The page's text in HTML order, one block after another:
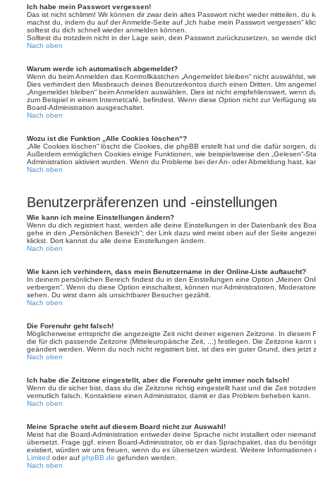
Ich habe mein Passwort vergessen!
Das ist nicht schlimm! Wir können dir zwar dein altes Passwort nicht wieder mitteilen, du
machst du, indem du auf der Anmelde-Seite auf „Ich habe mein Passwort vergessen“
solltest du dich schnell wieder anmelden können.
Solltest du trotzdem nicht in der Lage sein, dein Passwort zurückzusetzen, so wende
Nach oben
Warum werde ich automatisch abgemeldet?
Wenn du beim Anmelden das Kontrollkästchen „Angemeldet bleiben“ nicht auswählst,
Dies verhindert den Missbrauch deines Benutzerkontos durch einen Dritten. Um
„Angemeldet bleiben“ beim Anmelden auswählen. Dies ist nicht empfehlenswert, wenn
zum Beispiel in einem Internetcafé, befindest. Wenn diese Option nicht zur Verfügung
Board-Administration ausgeschaltet.
Nach oben
Wozu ist die Funktion „Alle Cookies löschen“?
„Alle Cookies löschen“ löscht die Cookies, die phpBB erstellt hat und die dafür sorgen,
Außerdem ermöglichen Cookies einige Funktionen, wie beispielsweise den „Gelesen“-
Administration aktiviert wurden. Wenn du Probleme bei der An- oder Abmeldung hast,
Nach oben
Benutzerpräferenzen und -einstellungen
Wie kann ich meine Einstellungen ändern?
Wenn du dich registriert hast, werden alle deine Einstellungen in der Datenbank des
gehe in den „Persönlichen Bereich“; der Link dazu wird meist oben auf der Seite
klickst. Dort kannst du alle deine Einstellungen ändern.
Nach oben
Wie kann ich verhindern, dass mein Benutzername in der Online-Liste auftaucht?
In deinem persönlichen Bereich findest du in den Einstellungen eine Option „Meinen
verbergen“. Wenn du diese Option einschaltest, können nur Administratoren,
sehen. Du wirst dann als unsichtbarer Besucher gezählt.
Nach oben
Die Forenuhr geht falsch!
Möglicherweise entspricht die angezeigte Zeit nicht deiner eigenen Zeitzone. In diesem
die für dich passende Zeitzone (Mitteleuropäische Zeit, ...) festlegen. Die Zeitzone kann
geändert werden. Wenn du noch nicht registriert bist, ist dies ein guter Grund, dies jetzt
Nach oben
Ich habe die Zeitzone eingestellt, aber die Forenuhr geht immer noch falsch!
Wenn du dir sicher bist, dass du die Zeitzone richtig eingestellt hast und die Zeit
vermutlich falsch. Kontaktiere einen Administrator, damit er das Problem beheben kann.
Nach oben
Meine Sprache steht auf diesem Board nicht zur Auswahl!
Meist hat die Board-Administration entweder deine Sprache nicht installiert oder
übersetzt. Frage ggf. einen Board-Administrator, ob er das Sprachpaket, das du
existiert, würden wir uns freuen, wenn du es übersetzen würdest. Weitere
Limited oder auf phpBB.de gefunden werden.
Nach oben